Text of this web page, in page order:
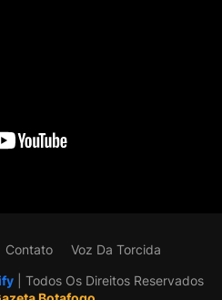
| Todos Os Direitos Reservados
Contato Voz Da Torcida